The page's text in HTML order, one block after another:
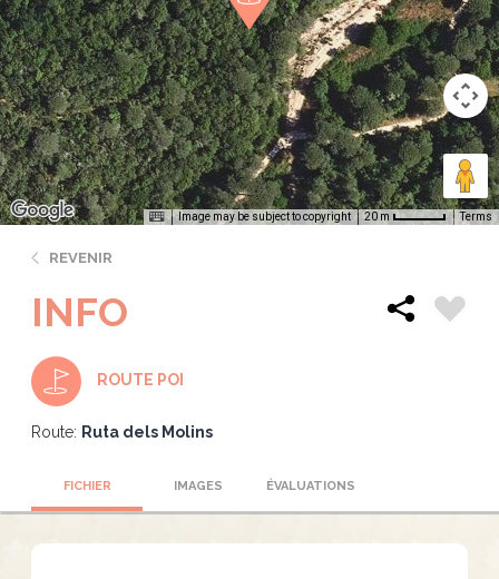
Image may be subject to copyright 20 m Terms
REVENIR
INFO
ROUTE POI
Route: Ruta dels Molins
FICHIER IMAGES ÉVALUATIONS